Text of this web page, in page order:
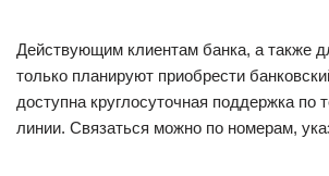
Действующим клиентам банка, а также
только планируют приобрести
доступна круглосуточная поддержка по
линии. Связаться можно по номерам,